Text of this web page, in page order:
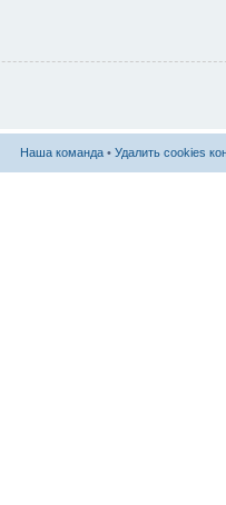
Наша команда • Удалить cookies